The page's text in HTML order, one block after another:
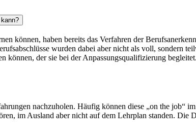
können, haben bereits das Verfahren der
wurden dabei aber nicht als voll, sondern
können, der sie bei der Anpassungsqualifizierung
nachzuholen. Häufig können diese „on the job“
im Ausland aber nicht auf dem Lehrplan standen.